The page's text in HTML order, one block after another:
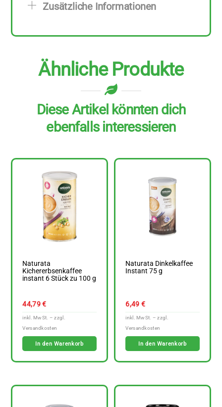
Zusätzliche Informationen
Ähnliche Produkte
Diese Artikel könnten dich
ebenfalls interessieren
Naturata
Kichererbsenkaffee
instant 6 Stück zu 100 g
44,79€
In den Warenkorb
Naturata Dinkelkaffee
Instant 75 g
6,49 €
In den Warenkorb